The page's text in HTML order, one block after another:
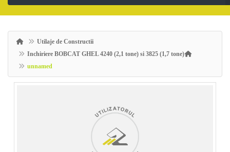
Utilaje de Constructii
Inchiriere BOBCAT GHEL 4240 (2,1 tone) si 3825 (1,7 tone)
unnamed